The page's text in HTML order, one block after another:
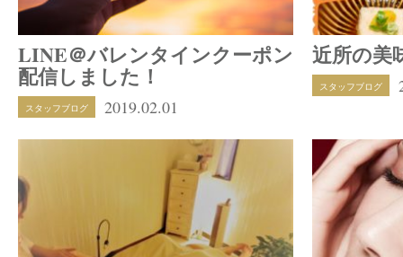
LINE＠バレンタインクーポン
配信しました！
スタッフブログ 2019.02.01
近所の美
スタッフブログ